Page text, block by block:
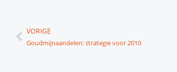
Vorige
VORIGE
Goudmijnaandelen: strategie voor 2010